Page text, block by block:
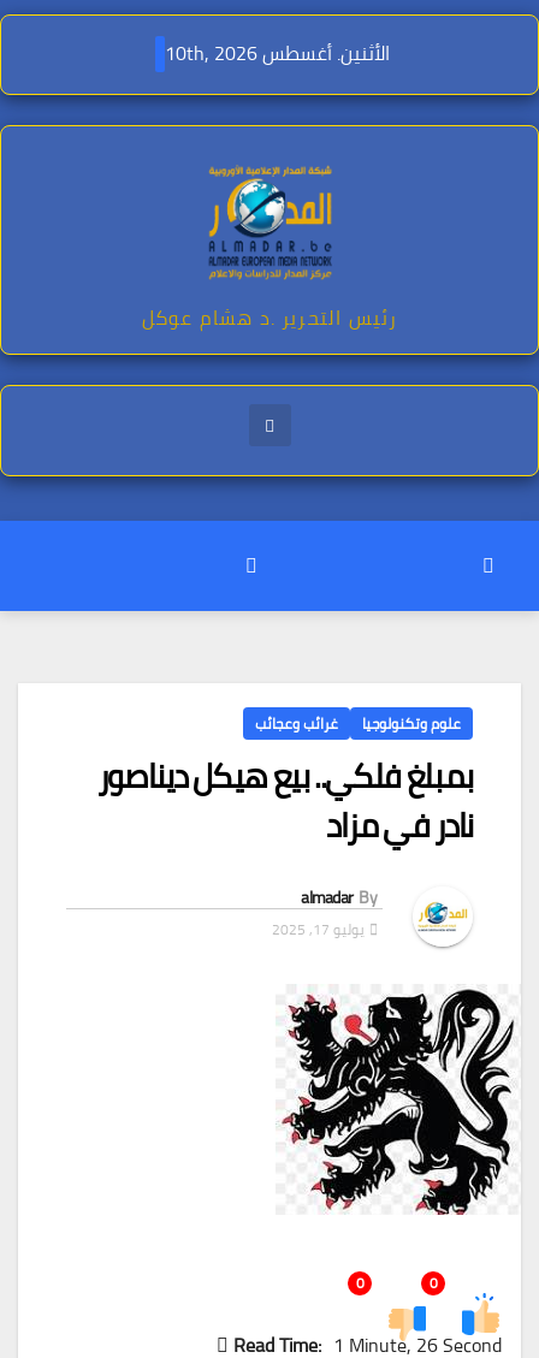
Skip
content
الأثنين. أغسطس 10th, 2026
رئيس التحرير .د هشام عوكل
علوم وتكنولوجيا غرائب وعجائب
بمبلغ فلكي.. بيع هيكل ديناصور
نادر في مزاد
By
almadar
يوليو 17, 2025
0
0
Read Time: 1 Minute, 26 Second